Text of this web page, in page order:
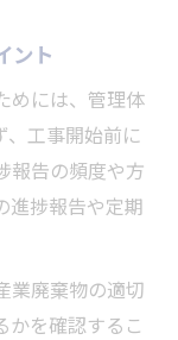
ント
めには、管理体
、工事開始前に
報告の頻度や方
進捗報告や定期
業廃棄物の適切
かを確認するこ